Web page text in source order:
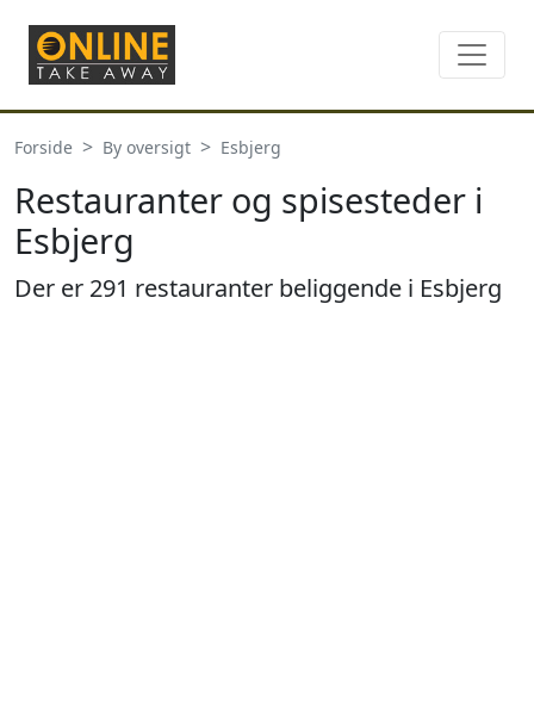
Forside By oversigt Esbjerg
Restauranter og spisesteder i
Esbjerg
Der er 291 restauranter beliggende i Esbjerg